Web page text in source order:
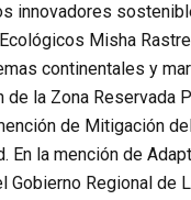
innovadores
Misha
continentales y
la Zona Reservada
de Mitigación
En la mención de
Gobierno Regional